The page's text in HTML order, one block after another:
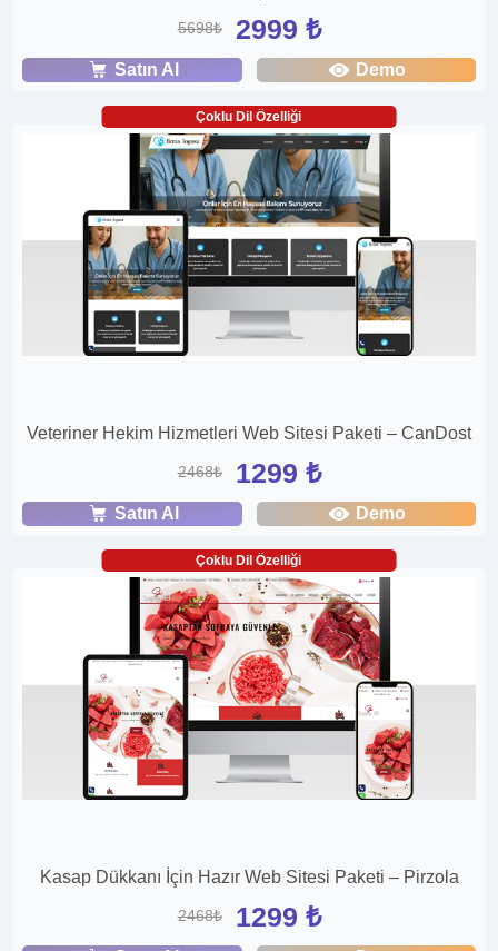
5698₺ 2999 ₺
Satın Al Demo
Çoklu Dil Özelliği
Veteriner Hekim Hizmetleri Web Sitesi Paketi – CanDost
2468₺ 1299 ₺
Satın Al Demo
Çoklu Dil Özelliği
Kasap Dükkanı İçin Hazır Web Sitesi Paketi – Pirzola
2468₺ 1299 ₺